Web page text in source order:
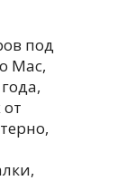
под
Mac,